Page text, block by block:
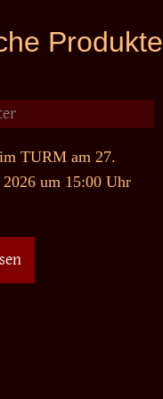
Produkte
TURM am 27.
2026 um 15:00 Uhr